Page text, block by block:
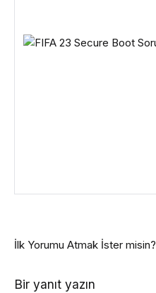
İlk Yorumu Atmak İster misin?
Bir yanıt yazın